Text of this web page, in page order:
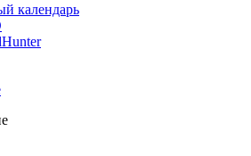
календарь